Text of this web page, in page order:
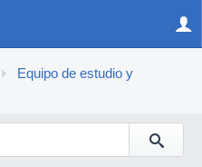
Equipo de estudio y